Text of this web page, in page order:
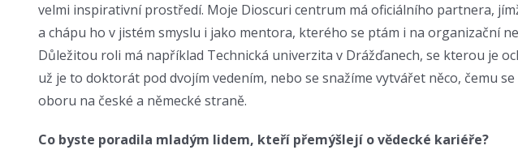
velmi inspirativní prostředí. Moje Dioscuri centrum má oficiálního partnera,
a chápu ho v jistém smyslu i jako mentora, kterého se ptám i na organizační
Důležitou roli má například Technická univerzita v Drážďanech, se kterou je
už je to doktorát pod dvojím vedením, nebo se snažíme vytvářet něco, čemu
oboru na české a německé straně.
Co byste poradila mladým lidem, kteří přemýšlejí o vědecké kariéře?